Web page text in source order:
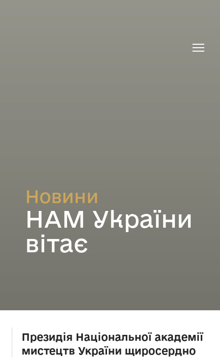
Новини
НАМ України
вітає
Президія Національної академії
мистецтв України щиросердно